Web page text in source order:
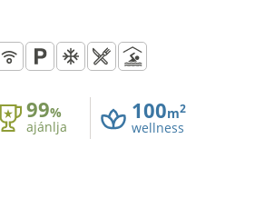
99%
ajánlja
100m2
wellness